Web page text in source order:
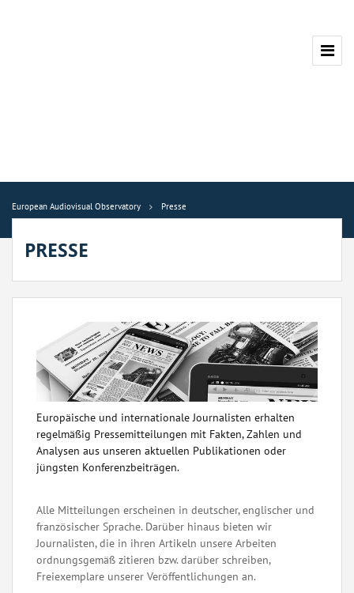
European Audiovisual Observatory Presse
PRESSE
Europäische und internationale Journalisten erhalten
regelmäßig Pressemitteilungen mit Fakten, Zahlen und
Analysen aus unseren aktuellen Publikationen oder
jüngsten Konferenzbeiträgen.
Alle Mitteilungen erscheinen in deutscher, englischer und
französischer Sprache. Darüber hinaus bieten wir
Journalisten, die in ihren Artikeln unsere Arbeiten
ordnungsgemäß zitieren bzw. darüber schreiben,
Freiexemplare unserer Veröffentlichungen an.